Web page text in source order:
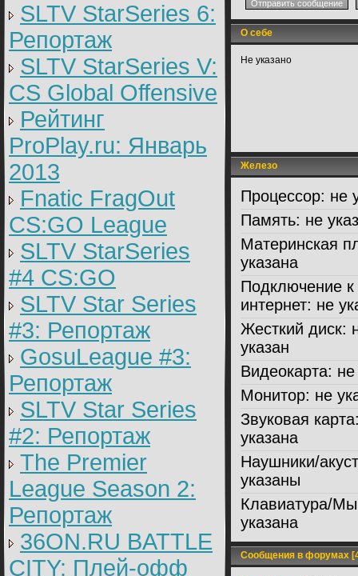
SLTV StarSeries 6:
Репортаж
SLTV StarSeries V:
CS Global Offensive
Рейтинг
ProPlay.ru: Январь
2013
Fnatic FragOut
CS:GO League
SLTV StarSeries
#4 CS:GO
SLTV Star Series
#3: Репортаж
GosuLeague #3:
Репортаж
SLTV Star Series
#2: Репортаж
The Premier
League Season 2:
Репортаж
36ON.RU BATTLE
CITY: Плей-офф
О себе
Не указано
Железо
Процессор: не
Память: не
Материнская
указана
Подключение к
интернет: не
Жесткий диск:
указан
Видеокарта: не
Монитор: не
Звуковая
указана
Наушники/
указаны
Клавиатура/
указана
Сообщения в форумах